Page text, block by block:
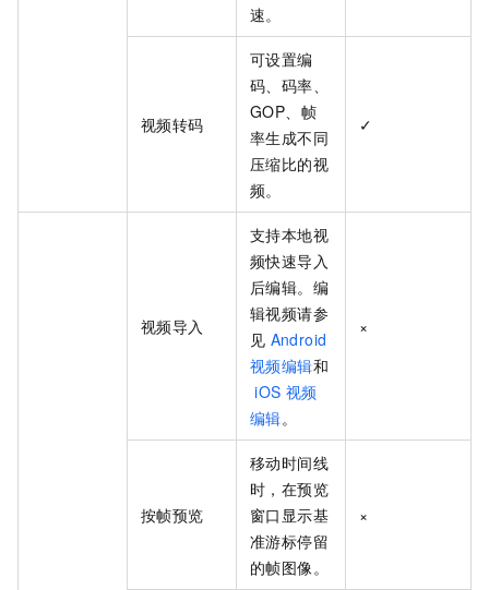
速。
视频转码
可设置编
码、码率、
GOP、帧
率生成不同
压缩比的视
频。
✓
视频导入
支持本地视
频快速导入
后编辑。编
辑视频请参
见 Android
视频编辑和
iOS 视频
编辑。
×
按帧预览
移动时间线
时，在预览
窗口显示基
准游标停留
的帧图像。
×